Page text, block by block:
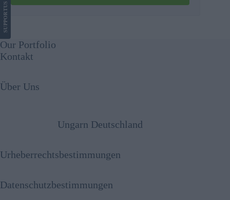
SUPPORT
US
Our Portfolio
Kontakt
Über Uns
Ungarn Deutschland
Urheberrechtsbestimmungen
Datenschutzbestimmungen